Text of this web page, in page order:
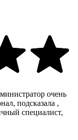
очень
подсказала ,
специалист,